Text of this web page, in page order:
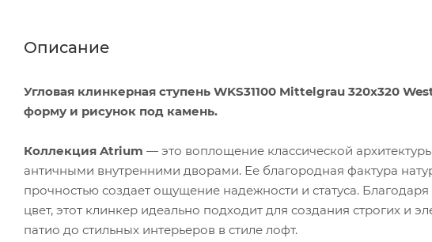
Описание
Угловая клинкерная ступень WKS31100 Mittelgrau 320x320
форму и рисунок под камень.
Коллекция Atrium — это воплощение классической
античными внутренними дворами. Ее благородная фактура
прочностью создает ощущение надежности и статуса.
цвет, этот клинкер идеально подходит для создания строгих и
патио до стильных интерьеров в стиле лофт.